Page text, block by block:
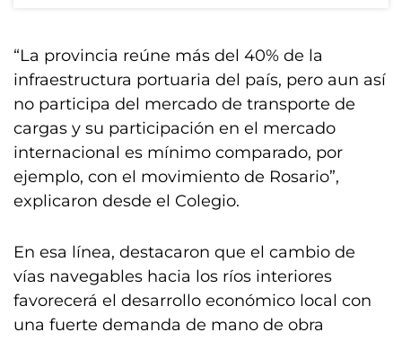
“La provincia reúne más del 40% de la
infraestructura portuaria del país, pero aun así
no participa del mercado de transporte de
cargas y su participación en el mercado
internacional es mínimo comparado, por
ejemplo, con el movimiento de Rosario”,
explicaron desde el Colegio.
En esa línea, destacaron que el cambio de
vías navegables hacia los ríos interiores
favorecerá el desarrollo económico local con
una fuerte demanda de mano de obra